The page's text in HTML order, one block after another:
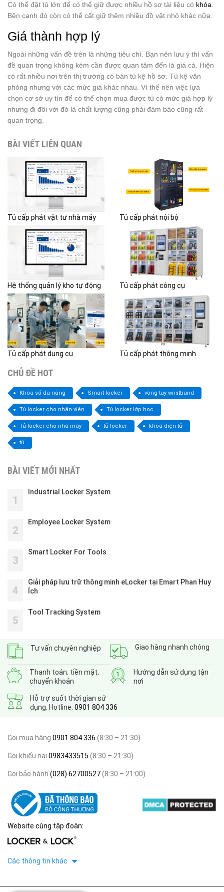
Có thể đặt tủ lớn để có thể giữ được nhiều hồ sơ tài liệu có khóa
Bên cạnh đó còn có thể cất giữ thêm nhiều đồ vật nhỏ khác nữa.
Giá thành hợp lý
Ngoài những vấn đề trên là những tiêu chí. Bạn nên lưu ý thì vấn
đề quan trọng không kém cần được quan tâm đến là giá cả. Hiện
có rất nhiều nơi trên thị trường có bán tủ kệ hồ sơ. Tủ kệ văn
phòng nhưng với các mức giá khác nhau. Vì thế nên việc lựa
chọn cơ sở uy tín để có thể chọn mua được tủ có mức giá hợp lý
nhưng đi đôi với đó là chất lượng cũng phải đảm bảo cũng rất
quan trọng.
BÀI VIẾT LIÊN QUAN
Tủ cấp phát vật tư nhà máy Tủ cấp phát nội bộ
Hệ thống quản lý kho tự động Tủ cấp phát công cụ
Tủ cấp phát dụng cụ Tủ cấp phát thông minh
CHỦ ĐỀ HOT
Khóa số đa năng Smart locker vòng tay wristband
Tủ locker cho nhân viên Tủ locker lớp học
Tủ locker cho nhà máy tủ locker khoá điện tử
tủ
BÀI VIẾT MỚI NHẤT
1
Industrial Locker System
2
Employee Locker System
3
Smart Locker For Tools
4
Giải pháp lưu trữ thông minh eLocker tại Emart Phan Huy
Ích
5
Tool Tracking System
Tư vấn chuyên nghiệp Giao hàng nhanh chóng
Thanh toán: tiền mặt,
chuyển khoản
Hướng dẫn sử dụng tận
nơi
Hỗ trợ suốt thời gian sử
dụng. Hotline: 0901 804 336
Gọi mua hàng 0901 804 336 (8:30 – 21:30)
Gọi khiếu nại 0983433515 (8:30 – 21:30)
Gọi bảo hành (028) 62700527(8:30 – 21:00)
Website cùng tập đoàn:
Các thông tin khác